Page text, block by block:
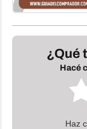
¿Qué
Hacé
Haz